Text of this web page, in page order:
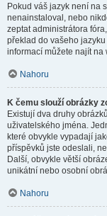
Pokud váš jazyk není na
nenainstaloval, nebo
zeptat administrátora
překlad do vašeho
informací můžete najít na
Nahoru
K čemu slouží obrázky
Existují dva druhy
uživatelského jména.
které obvykle vypadají
příspěvků jste odeslali,
Další, obvykle větší
unikátní nebo osobní
Nahoru